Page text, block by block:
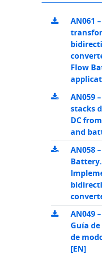
AN061
Flow
AN059
stacks
DC
and
AN058
Battery.
AN049
Guía
de
[EN]